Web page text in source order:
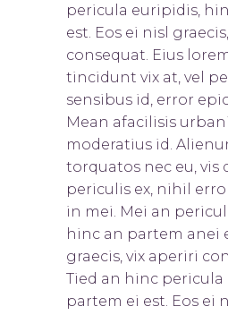
pericula euripidis,
est. Eos ei nisl
consequat. Eius
tincidunt vix at, vel
sensibus id, error
Mean afacilisis
moderatius id.
torquatos nec eu, vis
periculis ex, nihil
in mei. Mei an
hinc an partem anei
graecis, vix aperiri
Tied an hinc
partem ei est. Eos ei